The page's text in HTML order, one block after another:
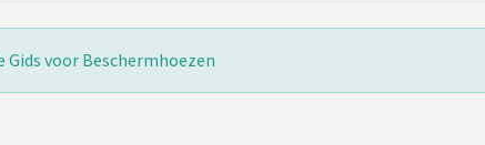
Gids voor Beschermhoezen